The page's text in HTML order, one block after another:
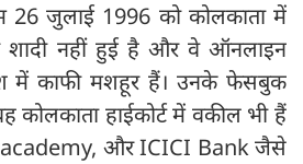
26 जुलाई 1996 को कोलकाता में
नहीं हुई है और वे ऑनलाइन
में काफी मशहूर हैं। उनके फेसबुक
कोलकाता हाईकोर्ट में वकील भी हैं
और ICICI Bank जैसे